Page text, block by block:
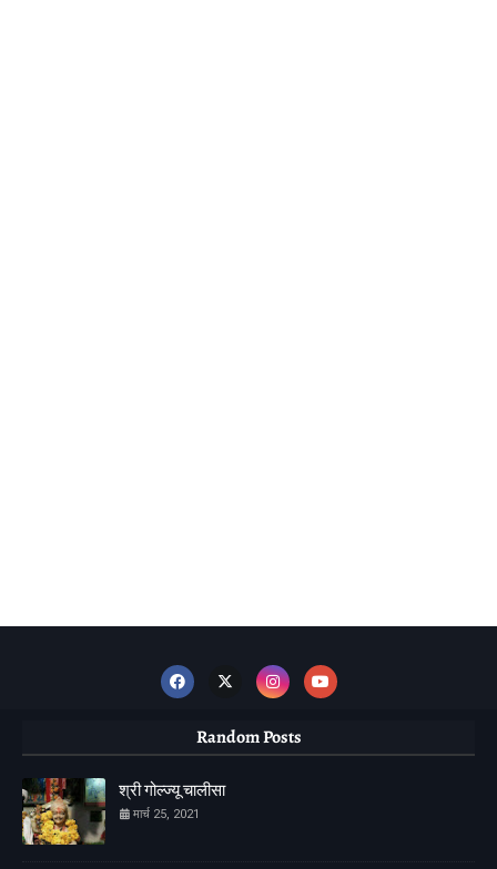
Random Posts
श्री गोल्ज्यू चालीसा
मार्च 25, 2021